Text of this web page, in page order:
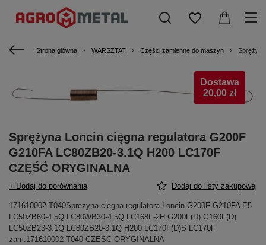
Strona główna WARSZTAT Części zamienne do maszyn
Dostawa
20,00 zł
Sprężyna Loncin cięgna regulatora G200F
G210FA LC80ZB20-3.1Q H200 LC170F
CZĘŚĆ ORYGINALNA
+ Dodaj do porównania Dodaj do listy zakupowej
171610002-T040Sprezyna ciegna regulatora Loncin G200F G210FA E5
LC50ZB60-4.5Q LC80WB30-4.5Q LC168F-2H G200F(D) G160F(D)
LC50ZB23-3.1Q LC80ZB20-3.1Q H200 LC170F(D)S LC170F
zam.171610002-T040 CZESC ORYGINALNA